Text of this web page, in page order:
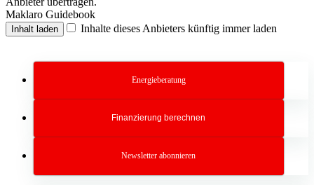
Maklaro Guidebook
Inhalt laden Inhalte dieses Anbieters künftig immer laden
Energieberatung
Finanzierung berechnen
Newsletter abonnieren